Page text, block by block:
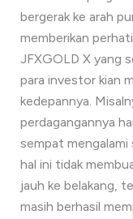
bergerak ke arah
memberikan
JFXGOLD X yang
para investor kian
kedepannya.
perdagangannya
sempat mengalami
hal ini tidak
jauh ke belakang,
masih berhasil